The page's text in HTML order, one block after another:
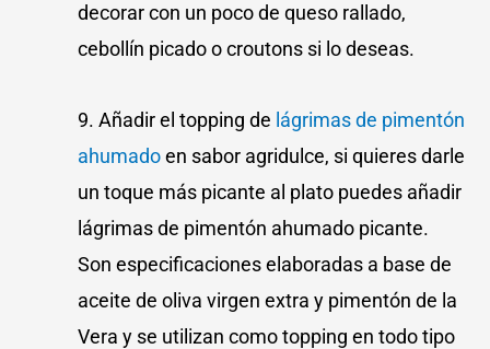
decorar con un poco de queso rallado,
cebollín picado o croutons si lo deseas.
9. Añadir el topping de lágrimas de pimentón
ahumadoen sabor agridulce, si quieres darle
un toque más picante al plato puedes añadir
lágrimas de pimentón ahumado picante.
Son especificaciones elaboradas a base de
aceite de oliva virgen extra y pimentón de la
Vera y se utilizan como topping en todo tipo